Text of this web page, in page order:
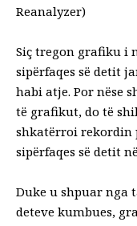
Reanalyzer)
Siç tregon grafiku i
sipërfaqes së detit
habi atje. Por nëse
të grafikut, do të
shkatërroi rekordin
sipërfaqes së detit
Duke u shpuar nga
deteve kumbues,